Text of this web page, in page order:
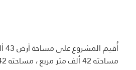
مساحته 42 ألف متر مربع ، مساحته 42 ألف متر مربع.